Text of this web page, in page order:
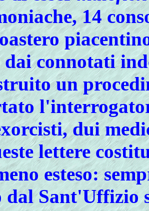
14
dai connotati
un
dui
lettere
esteso:
Sant'Uffizio